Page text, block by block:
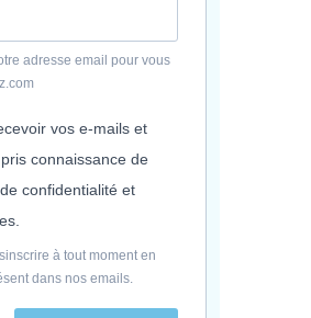
adresse email pour vous
vos e-mails et
connaissance de
confidentialité et
à tout moment en
dans nos emails.